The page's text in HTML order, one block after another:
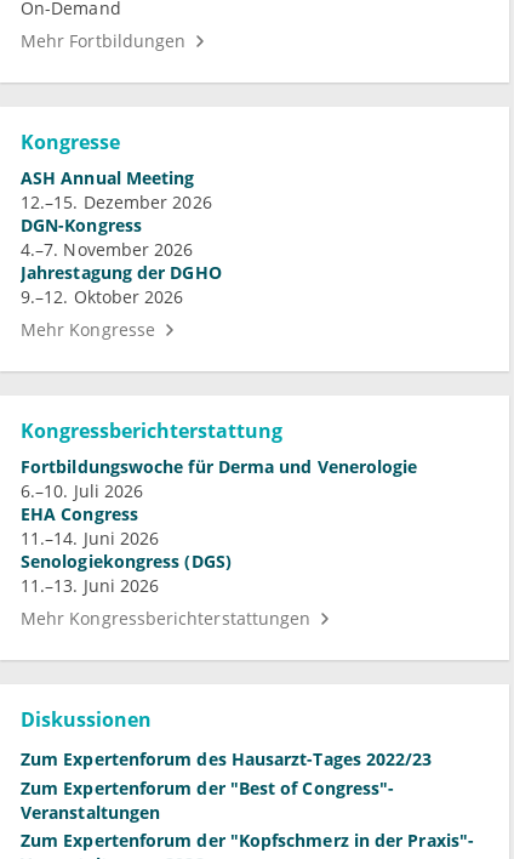
On-Demand
Mehr Fortbildungen
Kongresse
ASH Annual Meeting
12.–15. Dezember 2026
DGN-Kongress
4.–7. November 2026
Jahrestagung der DGHO
9.–12. Oktober 2026
Mehr Kongresse
Kongressberichterstattung
Fortbildungswoche für Derma und Venerologie
6.–10. Juli 2026
EHA Congress
11.–14. Juni 2026
Senologiekongress (DGS)
11.–13. Juni 2026
Mehr Kongressberichterstattungen
Diskussionen
Zum Expertenforum des Hausarzt-Tages 2022/23
Zum Expertenforum der "Best of Congress"-
Veranstaltungen
Zum Expertenforum der "Kopfschmerz in der Praxis"-